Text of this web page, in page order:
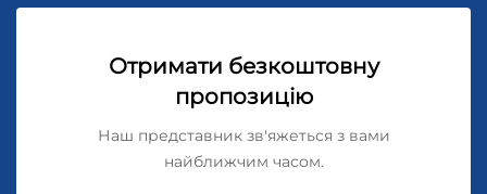
Отримати безкоштовну
пропозицію
Наш представник зв'яжеться з вами
найближчим часом.